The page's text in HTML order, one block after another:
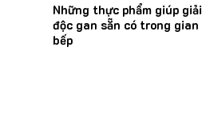
Những thực phẩm giúp giải
độc gan sẵn có trong gian
bếp